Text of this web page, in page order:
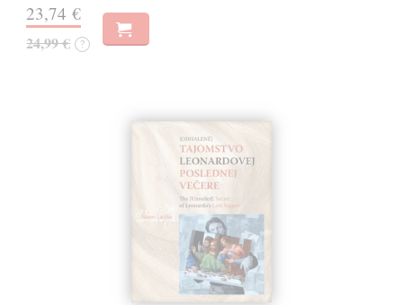
23,74 €
24,99 € ?